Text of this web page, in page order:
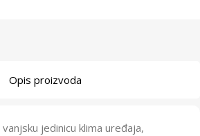
Opis proizvoda
jedinicu klima uređaja,